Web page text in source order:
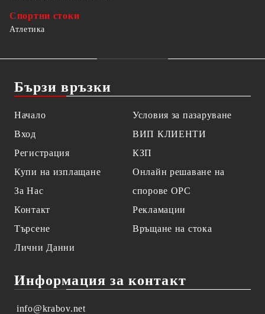
Спортни стоки
Атлетика
Бързи връзки
Начало
Вход
Регистрация
Купи на изплащане
За Нас
Контакт
Търсене
Лични Данни
Условия за пазаруване
ВИП КЛИЕНТИ
КЗП
Онлайн решаване на
спорове OPC
Рекламации
Връщане на стока
Информация за контакт
info@krabov.net